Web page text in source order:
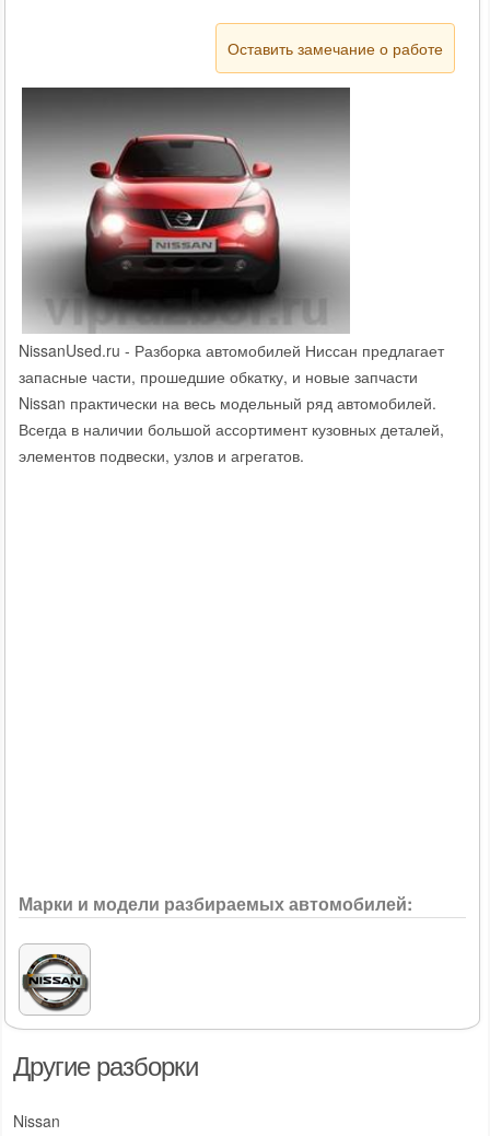
Другие разборки
Nissan
Оставить замечание о работе
NissanUsed.ru - Разборка автомобилей Ниссан предлагает
запасные части, прошедшие обкатку, и новые запчасти
Nissan практически на весь модельный ряд автомобилей.
Всегда в наличии большой ассортимент кузовных деталей,
элементов подвески, узлов и агрегатов.
Марки и модели разбираемых автомобилей: